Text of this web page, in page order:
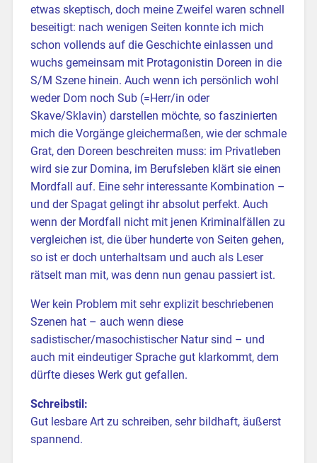
etwas skeptisch, doch meine Zweifel waren schnell
beseitigt: nach wenigen Seiten konnte ich mich
schon vollends auf die Geschichte einlassen und
wuchs gemeinsam mit Protagonistin Doreen in die
S/M Szene hinein. Auch wenn ich persönlich wohl
weder Dom noch Sub (=Herr/in oder
Skave/Sklavin) darstellen möchte, so faszinierten
mich die Vorgänge gleichermaßen, wie der schmale
Grat, den Doreen beschreiten muss: im Privatleben
wird sie zur Domina, im Berufsleben klärt sie einen
Mordfall auf. Eine sehr interessante Kombination –
und der Spagat gelingt ihr absolut perfekt. Auch
wenn der Mordfall nicht mit jenen Kriminalfällen zu
vergleichen ist, die über hunderte von Seiten gehen,
so ist er doch unterhaltsam und auch als Leser
rätselt man mit, was denn nun genau passiert ist.
Wer kein Problem mit sehr explizit beschriebenen
Szenen hat – auch wenn diese
sadistischer/masochistischer Natur sind – und
auch mit eindeutiger Sprache gut klarkommt, dem
dürfte dieses Werk gut gefallen.
Schreibstil:
Gut lesbare Art zu schreiben, sehr bildhaft, äußerst
spannend.